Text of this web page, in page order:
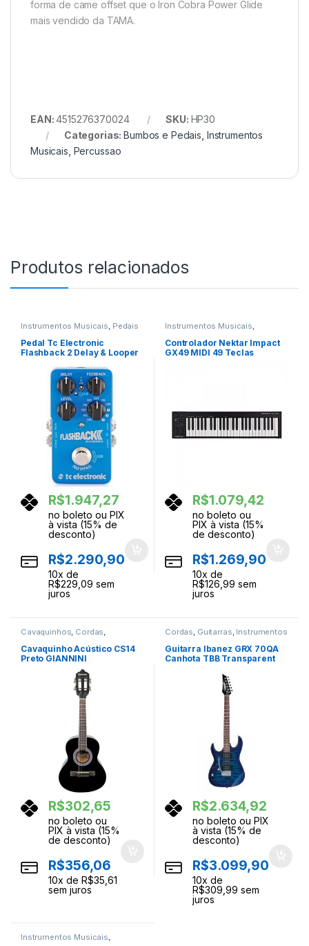
forma de came offset que o Iron Cobra Power Glide
mais vendido da TAMA.
EAN:4515276370024 SKU: HP30
Categorias:Bumbos e Pedais Instrumentos
Musicais Percussao
Produtos relacionados
Instrumentos Musicais, Pedais
Pedal Tc Electronic
Flashback 2 Delay & Looper
R$1.947,27
no boleto ou PIX
à vista (15% de
desconto)
R$2.290,90
10x de
R$229,09 sem
juros
Instrumentos Musicais,
Controlador Nektar Impact
GX49 MIDI 49 Teclas
R$1.079,42
no boleto ou
PIX à vista (15%
de desconto)
R$1.269,90
10x de
R$126,99 sem
juros
Cavaquinhos, Cordas,
Instrumentos Musicais
Cavaquinho Acústico CS14
Preto GIANNINI
R$302,65
no boleto ou
PIX à vista (15%
de desconto)
R$356,06
10x de R$35,61
sem juros
Cordas, Guitarras, Instrumentos
Musicais
Guitarra Ibanez GRX 70QA
Canhota TBB Transparent
R$2.634,92
no boleto ou PIX
à vista (15% de
desconto)
R$3.099,90
10x de
R$309,99 sem
juros
Instrumentos Musicais